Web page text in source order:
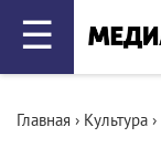
☰
Главная › Культура ›